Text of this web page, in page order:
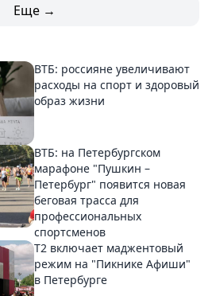
Еще →
ВТБ: россияне увеличивают
расходы на спорт и здоровый
образ жизни
ВТБ: на Петербургском
марафоне "Пушкин –
Петербург" появится новая
беговая трасса для
профессиональных
спортсменов
Т2 включает маджентовый
режим на "Пикнике Афиши"
в Петербурге